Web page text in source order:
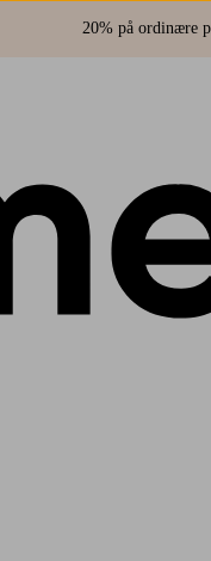
20% på ordinære